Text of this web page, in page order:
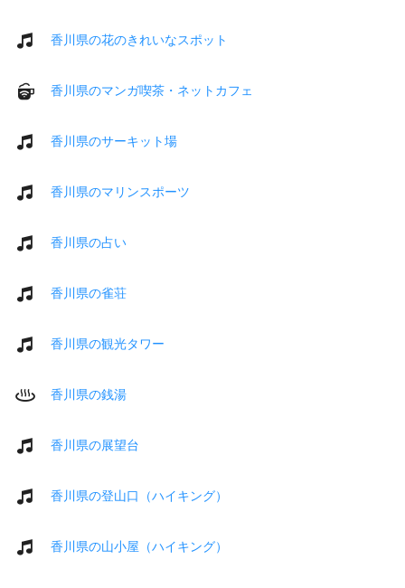
香川県の花のきれいなスポット
香川県のマンガ喫茶・ネットカフェ
香川県のサーキット場
香川県のマリンスポーツ
香川県の占い
香川県の雀荘
香川県の観光タワー
香川県の銭湯
香川県の展望台
香川県の登山口（ハイキング）
香川県の山小屋（ハイキング）